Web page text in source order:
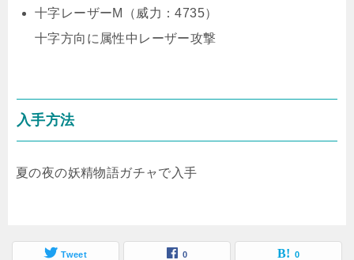
十字レーザーM（威力：4735）
十字方向に属性中レーザー攻撃
入手方法
夏の夜の妖精物語ガチャで入手
Tweet 0 0